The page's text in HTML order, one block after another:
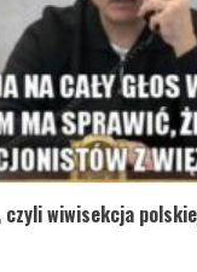
czyli wiwisekcja